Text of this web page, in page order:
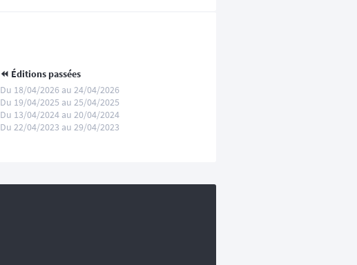
⏪️ Éditions passées
Du 18/04/2026 au 24/04/2026
Du 19/04/2025 au 25/04/2025
Du 13/04/2024 au 20/04/2024
Du 22/04/2023 au 29/04/2023